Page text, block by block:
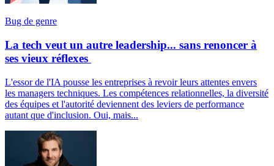
Bug de genre
La tech veut un autre leadership... sans renoncer à
ses vieux réflexes
L'essor de l'IA pousse les entreprises à revoir leurs attentes envers
les managers techniques. Les compétences relationnelles, la diversité
des équipes et l'autorité deviennent des leviers de performance
autant que d'inclusion. Oui, mais...